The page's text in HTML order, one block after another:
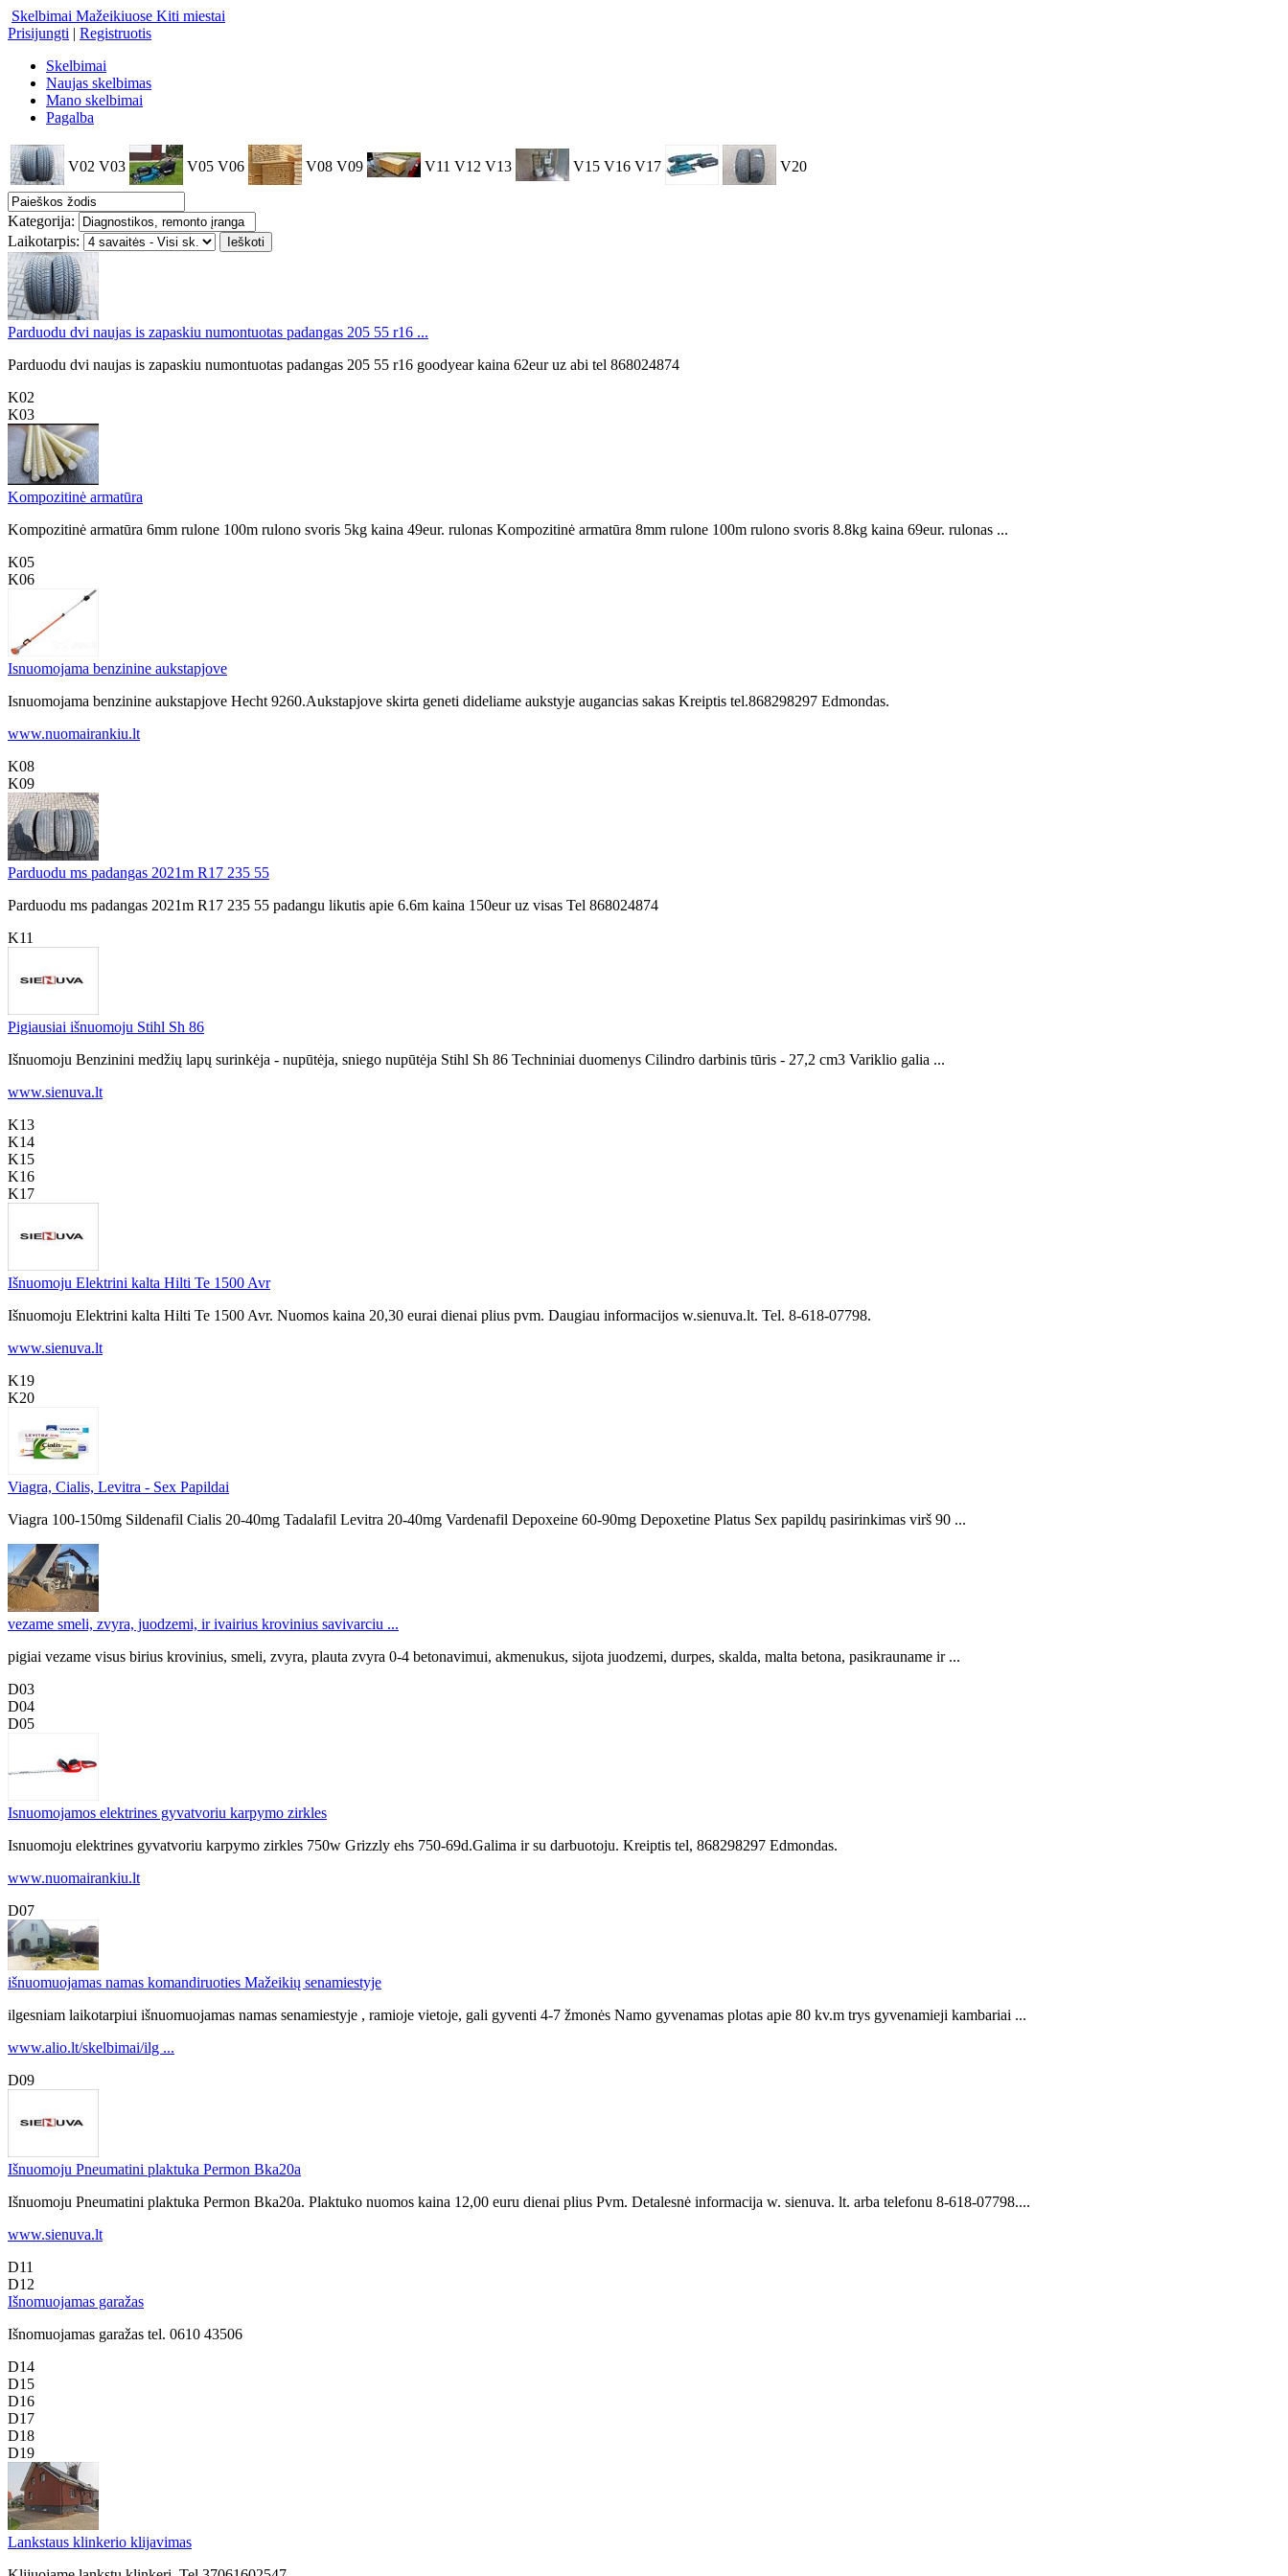
Skelbimai Mažeikiuose Kiti miestai
Prisijungti | Registruotis
Skelbimai
Naujas skelbimas
Mano skelbimai
Pagalba
V02 V03 V05 V06 V08 V09 V11 V12 V13 V15 V16 V17 V20
Kategorija:
Laikotarpis:
Parduodu dvi naujas is zapaskiu numontuotas padangas 205 55 r16 ...
Parduodu dvi naujas is zapaskiu numontuotas padangas 205 55 r16 goodyear kaina 62eur uz abi tel 868024874
K02
K03
Kompozitinė armatūra
Kompozitinė armatūra 6mm rulone 100m rulono svoris 5kg kaina 49eur. rulonas Kompozitinė armatūra 8mm rulone 100m rulono svoris 8.8kg kaina 69eur. rulonas ...
K05
K06
Isnuomojama benzinine aukstapjove
Isnuomojama benzinine aukstapjove Hecht 9260.Aukstapjove skirta geneti dideliame aukstyje augancias sakas Kreiptis tel.868298297 Edmondas.
www.nuomairankiu.lt
K08
K09
Parduodu ms padangas 2021m R17 235 55
Parduodu ms padangas 2021m R17 235 55 padangu likutis apie 6.6m kaina 150eur uz visas Tel 868024874
K11
Pigiausiai išnuomoju Stihl Sh 86
Išnuomoju Benzinini medžių lapų surinkėja - nupūtėja, sniego nupūtėja Stihl Sh 86 Techniniai duomenys Cilindro darbinis tūris - 27,2 cm3 Variklio galia ...
www.sienuva.lt
K13
K14
K15
K16
K17
Išnuomoju Elektrini kalta Hilti Te 1500 Avr
Išnuomoju Elektrini kalta Hilti Te 1500 Avr. Nuomos kaina 20,30 eurai dienai plius pvm. Daugiau informacijos w.sienuva.lt. Tel. 8-618-07798.
www.sienuva.lt
K19
K20
Viagra, Cialis, Levitra - Sex Papildai
Viagra 100-150mg Sildenafil Cialis 20-40mg Tadalafil Levitra 20-40mg Vardenafil Depoxeine 60-90mg Depoxetine Platus Sex papildų pasirinkimas virš 90 ...
vezame smeli, zvyra, juodzemi, ir ivairius krovinius savivarciu ...
pigiai vezame visus birius krovinius, smeli, zvyra, plauta zvyra 0-4 betonavimui, akmenukus, sijota juodzemi, durpes, skalda, malta betona, pasikrauname ir ...
D03
D04
D05
Isnuomojamos elektrines gyvatvoriu karpymo zirkles
Isnuomoju elektrines gyvatvoriu karpymo zirkles 750w Grizzly ehs 750-69d.Galima ir su darbuotoju. Kreiptis tel, 868298297 Edmondas.
www.nuomairankiu.lt
D07
išnuomuojamas namas komandiruoties Mažeikių senamiestyje
ilgesniam laikotarpiui išnuomuojamas namas senamiestyje , ramioje vietoje, gali gyventi 4-7 žmonės Namo gyvenamas plotas apie 80 kv.m trys gyvenamieji kambariai ...
www.alio.lt/skelbimai/ilg ...
D09
Išnuomoju Pneumatini plaktuka Permon Bka20a
Išnuomoju Pneumatini plaktuka Permon Bka20a. Plaktuko nuomos kaina 12,00 euru dienai plius Pvm. Detalesnė informacija w. sienuva. lt. arba telefonu 8-618-07798....
www.sienuva.lt
D11
D12
Išnomuojamas garažas
Išnomuojamas garažas tel. 0610 43506
D14
D15
D16
D17
D18
D19
Lankstaus klinkerio klijavimas